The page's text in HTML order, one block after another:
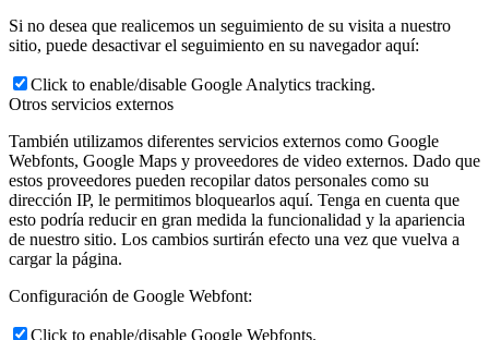
Si no desea que realicemos un seguimiento de su visita a nuestro
sitio, puede desactivar el seguimiento en su navegador aquí:
Click to enable/disable Google Analytics tracking.
Otros servicios externos
También utilizamos diferentes servicios externos como Google
Webfonts, Google Maps y proveedores de video externos. Dado que
estos proveedores pueden recopilar datos personales como su
dirección IP, le permitimos bloquearlos aquí. Tenga en cuenta que
esto podría reducir en gran medida la funcionalidad y la apariencia
de nuestro sitio. Los cambios surtirán efecto una vez que vuelva a
cargar la página.
Configuración de Google Webfont:
Click to enable/disable Google Webfonts.